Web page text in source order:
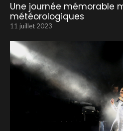
Une journée mémorable
météorologiques
11 juillet 2023